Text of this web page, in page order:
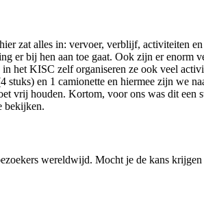
zat alles in: vervoer, verblijf, activiteiten
er bij hen aan toe gaat. Ook zijn er enorm
het KISC zelf organiseren ze ook veel
en 1 camionette en hiermee zijn we
vrij houden. Kortom, voor ons was dit een
bekijken.
wereldwijd. Mocht je de kans